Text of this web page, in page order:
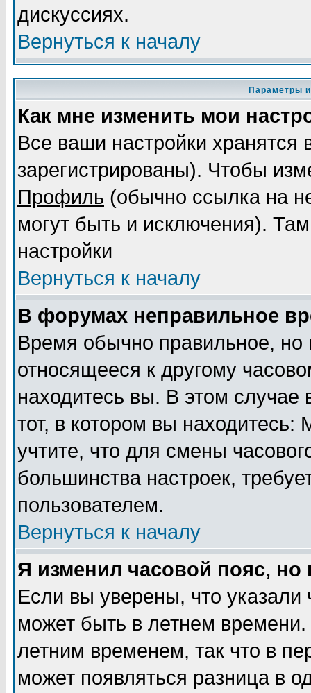
дискуссиях.
Вернуться к началу
Параметры
Как мне изменить мои
Все ваши настройки
зарегистрированы). Чтобы
Профиль (обычно ссылка на
могут быть и исключения).
настройки
Вернуться к началу
В форумах неправильное
Время обычно правильное,
относящееся к другому
находитесь вы. В этом
тот, в котором вы
учтите, что для смены
большинства настроек,
пользователем.
Вернуться к началу
Я изменил часовой пояс,
Если вы уверены, что указали
может быть в летнем
летним временем, так что в
может появляться разница в